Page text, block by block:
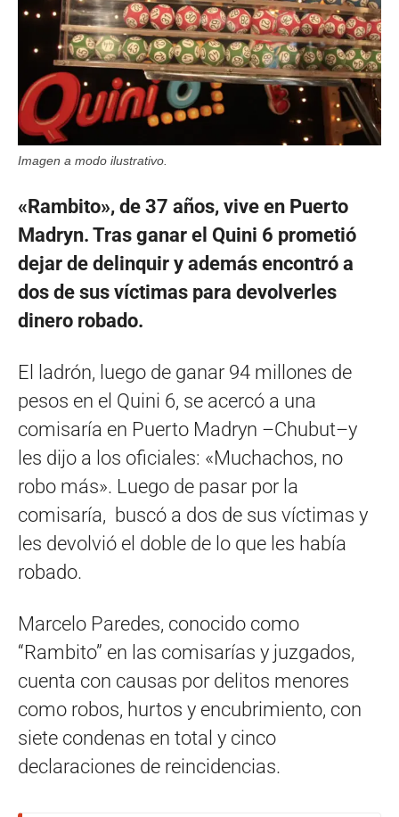
Imagen a modo ilustrativo.
«Rambito», de 37 años, vive en Puerto
Madryn. Tras ganar el Quini 6 prometió
dejar de delinquir y además encontró a
dos de sus víctimas para devolverles
dinero robado.
El ladrón, luego de ganar 94 millones de
pesos en el Quini 6, se acercó a una
comisaría en Puerto Madryn –Chubut–y
les dijo a los oficiales: «Muchachos, no
robo más». Luego de pasar por la
comisaría, buscó a dos de sus víctimas y
les devolvió el doble de lo que les había
robado.
Marcelo Paredes, conocido como
“Rambito” en las comisarías y juzgados,
cuenta con causas por delitos menores
como robos, hurtos y encubrimiento, con
siete condenas en total y cinco
declaraciones de reincidencias.